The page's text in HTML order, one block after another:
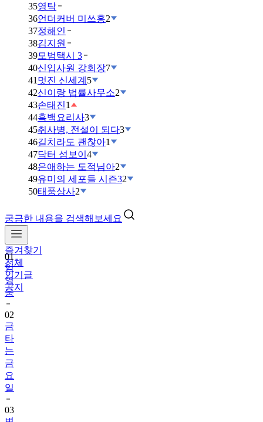
35영탁
36언더커버 미쓰홍2
37정해인
38김지원
39모범택시 3
40신입사원 강회장7
41 멋진 신세계 5
42신이랑 법률사무소2
43손태진1
44흑백요리사3
45취사병, 전설이 되다3
46길치라도 괜찮아1
47닥터 섬보이 4
48은애하는 도적님아2
49유미의 세포들 시즌32
50태풍상사2
궁금한 내용을 검색해보세요
즐겨찾기
전체
인기글
공지
01
임
영
웅
02
금
타
는
금
요
일
03